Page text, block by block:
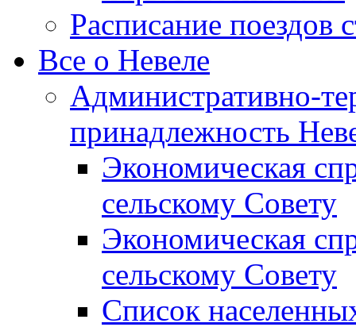
Расписание поездов
Все о Невеле
Административно-
принадлежность
Экономическая
сельскому Совету
Экономическая
сельскому Совету
Список